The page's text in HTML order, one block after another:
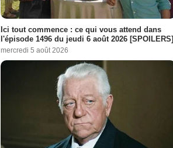
Ici tout commence : ce qui vous attend dans
l'épisode 1496 du jeudi 6 août 2026 [SPOILERS]
mercredi 5 août 2026